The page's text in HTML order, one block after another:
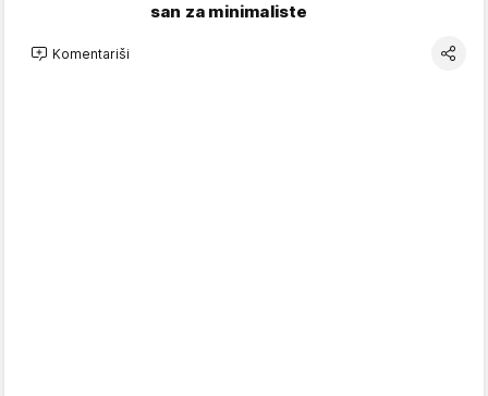
san za minimaliste
Komentariši